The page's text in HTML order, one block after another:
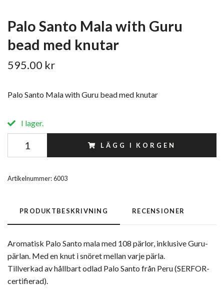
Palo Santo Mala with Guru
bead med knutar
595.00 kr
Palo Santo Mala with Guru bead med knutar
I lager.
LÄGG I KORGEN
Artikelnummer:6003
PRODUKTBESKRIVNING RECENSIONER
Aromatisk Palo Santo mala med 108 pärlor, inklusive Guru-
pärlan. Med en knut i snöret mellan varje pärla.
Tillverkad av hållbart odlad Palo Santo från Peru (SERFOR-
certifierad).